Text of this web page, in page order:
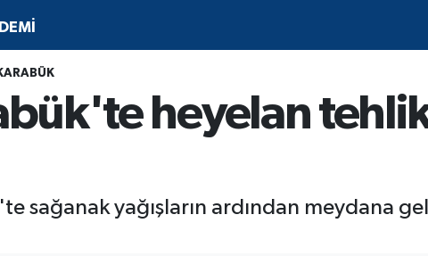
heyelan
sağanak yağışların ardından meydana
Haritası